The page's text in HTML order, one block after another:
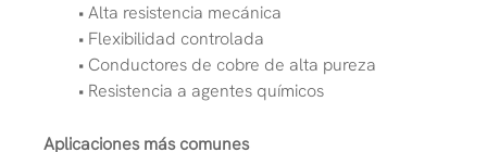
• Alta resistencia mecánica
• Flexibilidad controlada
• Conductores de cobre de alta pureza
• Resistencia a agentes químicos
Aplicaciones más comunes